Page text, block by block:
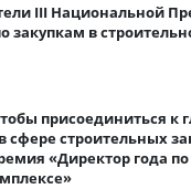
III Национальной
закупкам в
присоединиться к
сфере строительных
«Директор года